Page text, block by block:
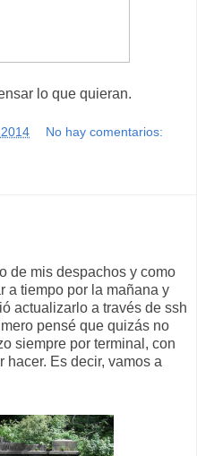
lo que quieran.
No hay comentarios:
de mis despachos y como
a tiempo por la mañana y
actualizarlo a través de ssh
pensé que quizás no
siempre por terminal, con
hacer. Es decir, vamos a